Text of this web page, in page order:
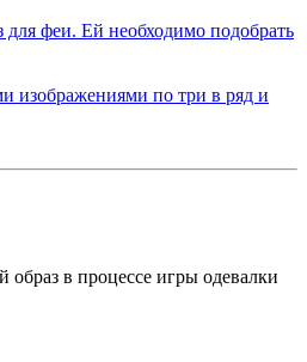
в процессе игры одевалки